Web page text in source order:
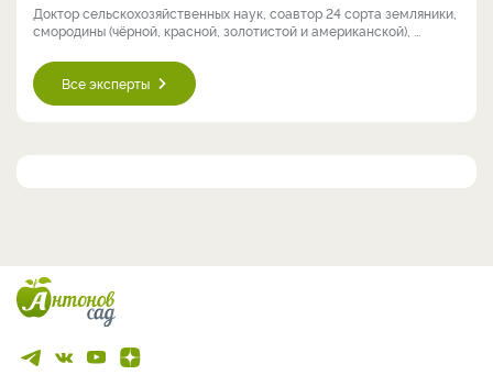
Доктор сельскохозяйственных наук, соавтор 24 сорта земляники,
смородины (чёрной, красной, золотистой и американской), ...
Все эксперты